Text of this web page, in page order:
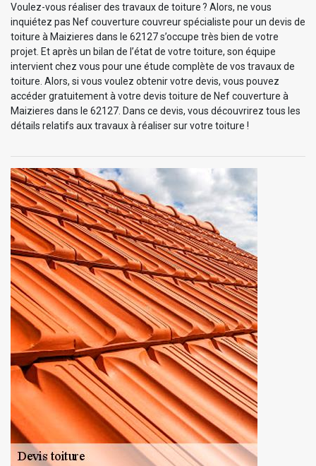
Voulez-vous réaliser des travaux de toiture ? Alors, ne vous
inquiétez pas Nef couverture couvreur spécialiste pour un devis de
toiture à Maizieres dans le 62127 s’occupe très bien de votre
projet. Et après un bilan de l’état de votre toiture, son équipe
intervient chez vous pour une étude complète de vos travaux de
toiture. Alors, si vous voulez obtenir votre devis, vous pouvez
accéder gratuitement à votre devis toiture de Nef couverture à
Maizieres dans le 62127. Dans ce devis, vous découvrirez tous les
détails relatifs aux travaux à réaliser sur votre toiture !